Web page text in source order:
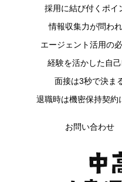
採用に結び付くポイ
情報収集力が問わ
エージェント活用の
経験を活かした自
面接は3秒で決ま
退職時は機密保持契約
お問い合わせ